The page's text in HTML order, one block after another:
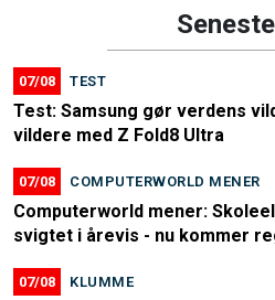
07/08 TEST
Test: Samsung gør verdens
vildere med Z Fold8 Ultra
07/08 COMPUTERWORLD MENER
Computerworld mener:
svigtet i årevis - nu kommer
07/08 KLUMME